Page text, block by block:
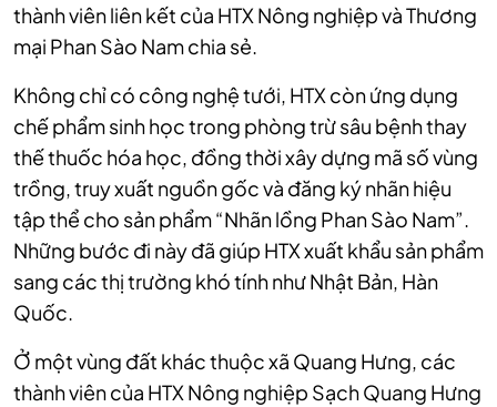
thành viên liên kết của HTX Nông nghiệp và Thương
mại Phan Sào Nam chia sẻ.
Không chỉ có công nghệ tưới, HTX còn ứng dụng
chế phẩm sinh học trong phòng trừ sâu bệnh thay
thế thuốc hóa học, đồng thời xây dựng mã số vùng
trồng, truy xuất nguồn gốc và đăng ký nhãn hiệu
tập thể cho sản phẩm “Nhãn lồng Phan Sào Nam”.
Những bước đi này đã giúp HTX xuất khẩu sản phẩm
sang các thị trường khó tính như Nhật Bản, Hàn
Quốc.
Ở một vùng đất khác thuộc xã Quang Hưng, các
thành viên của HTX Nông nghiệp Sạch Quang Hưng